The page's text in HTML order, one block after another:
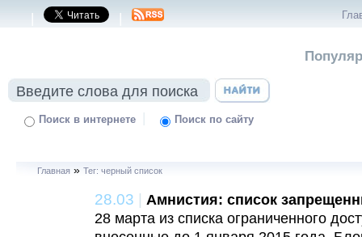
| |
Поиск в интернете | Поиск по сайту
Главная » Тег: черный список
28.03 | Амнистия: список
28 марта из списка ограниченного